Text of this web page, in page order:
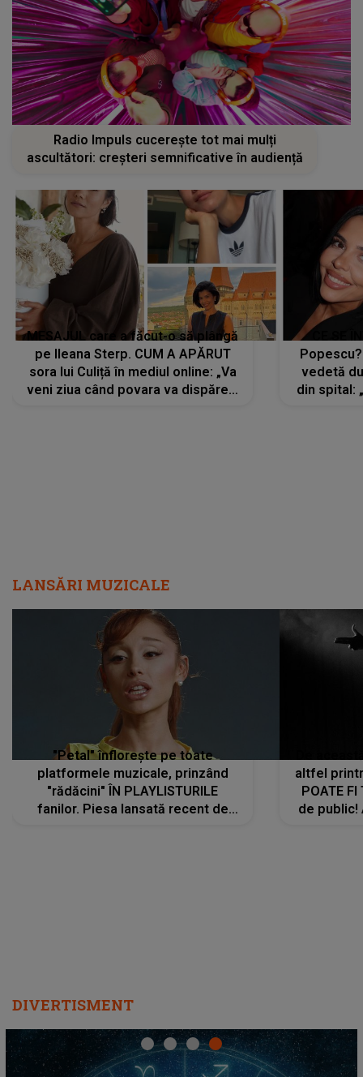
Radio Impuls cucerește tot mai mulți
ascultători: creșteri semnificative în audiență
MESAJUL care a făcut-o să plângă
pe Ileana Sterp. CUM A APĂRUT
sora lui Culiță în mediul online: „Va
veni ziua când povara va dispărea,
vedetă
din spital:
LANSĂRI MUZICALE
"Petal" înflorește pe toate
platformele muzicale, prinzând
"rădăcini" ÎN PLAYLISTURILE
fanilor. Piesa lansată recent de
altfel
POATE FI
de public!
DIVERTISMENT